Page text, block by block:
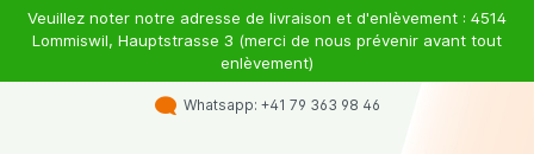
Veuillez noter notre adresse de livraison et d'enlèvement : 4514
Lommiswil, Hauptstrasse 3 (merci de nous prévenir avant tout
enlèvement)
Whatsapp: +41 79 363 98 46